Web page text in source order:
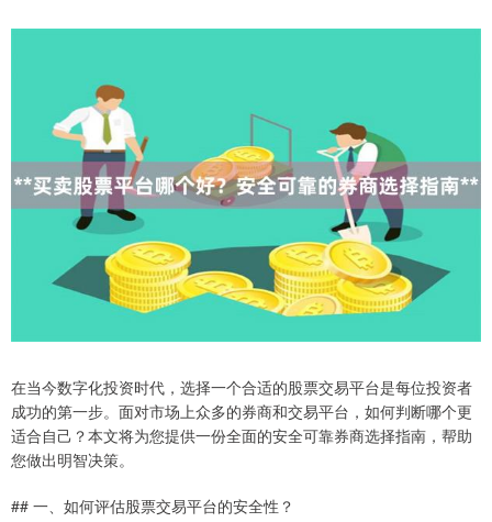
在当今数字化投资时代，选择一个合适的股票交易平台是每位投资者
成功的第一步。面对市场上众多的券商和交易平台，如何判断哪个更
适合自己？本文将为您提供一份全面的安全可靠券商选择指南，帮助
您做出明智决策。
## 一、如何评估股票交易平台的安全性？